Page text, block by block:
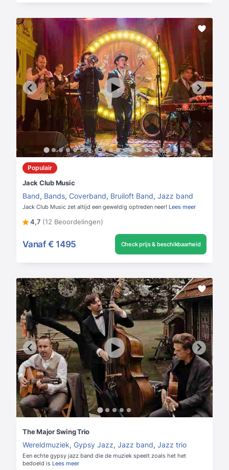
Populair
Jack Club Music
Band, Bands, Coverband, Bruiloft Band, Jazz band
Jack Club Music zet altijd een geweldig optreden neer! Lees meer
4,7 (12 Beoordelingen)
Vanaf € 1495 Check prijs & beschikbaarheid
The Major Swing Trio
Wereldmuziek, Gypsy Jazz, Jazz band, Jazz trio
Een echte gypsy jazz band die de muziek speelt zoals het het
bedoeld is Lees meer